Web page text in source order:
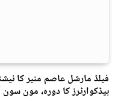
فیلڈ مارشل عاصم منیر کا
ہیڈکوارٹرز کا دورہ، مون